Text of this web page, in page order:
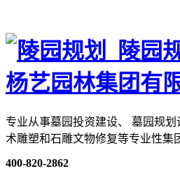
专业从事墓园投资建设、 墓园规
术雕塑和石雕文物修复等专业性集
400-820-2862